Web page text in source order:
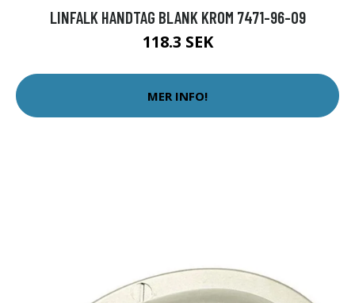
LINFALK HANDTAG BLANK KROM 7471-96-09
118.3 SEK
MER INFO!